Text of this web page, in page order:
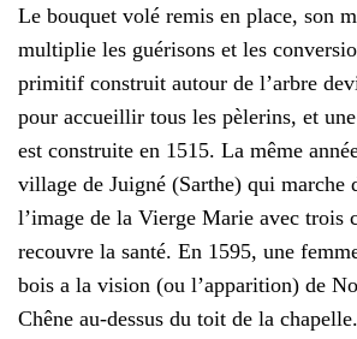
Le bouquet volé remis en place, son
multiplie les guérisons et les
primitif construit autour de l’arbre
pour accueillir tous les pèlerins, et
est construite en 1515. La même
village de Juigné (Sarthe) qui
l’image de la Vierge Marie avec trois
recouvre la santé. En 1595, une
bois a la vision (ou l’apparition) de
Chêne au-dessus du toit de la